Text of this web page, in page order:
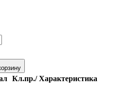
Кл.пр./ Характеристика